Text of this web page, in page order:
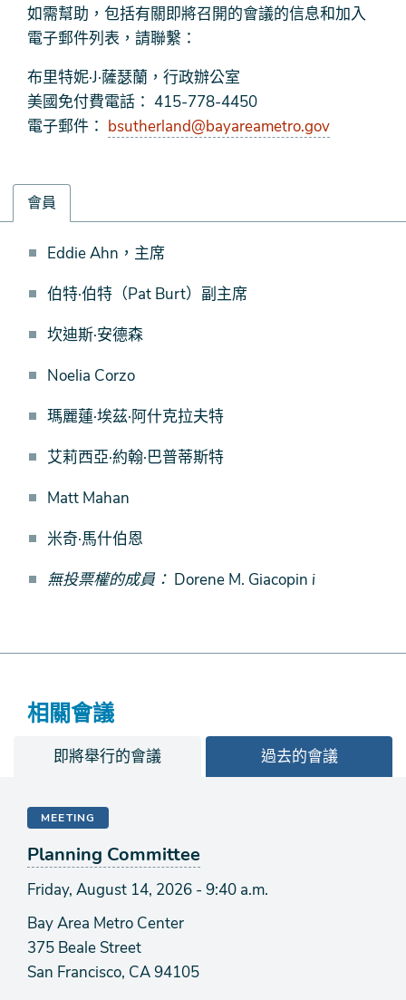
如需幫助，包括有關即將召開的會議的信息和加入
電子郵件列表，請聯繫：
布里特妮·J·薩瑟蘭，行政辦公室
美國免付費電話： 415-778-4450
電子郵件： bsutherland@bayareametro.gov
會員
會 Eddie Ahn，主席
伯特·伯特（Pat Burt）副主席
坎迪斯·安德森
Noelia Corzo
瑪麗蓮·埃茲·阿什克拉夫特
艾莉西亞·約翰·巴普蒂斯特
Matt Mahan
米奇·馬什伯恩
無投票權的成員： Dorene M. Giacopin i
相關會議
即將舉行的會議 過去的會議
MEETING
Planning Committee
Friday, August 14, 2026 - 9:40 a.m.
Bay Area Metro Center
375 Beale Street
San Francisco, CA 94105